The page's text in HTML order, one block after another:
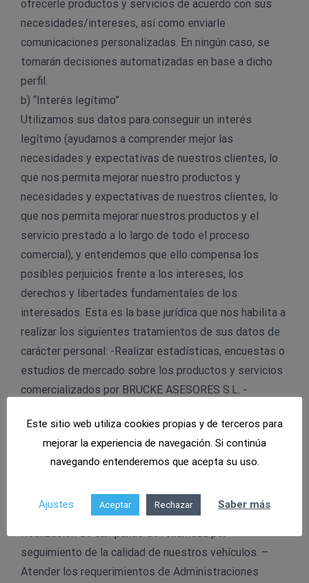
ofrecerle productos y servicios de acuerdo con sus
necesidades/intereses, así como enviarle
comunicaciones personalizadas. En ningún caso, se
tomarán decisiones automatizadas en base a dicho
perfil.
b) “Interés legítimo”
Utilizamos sus datos para conseguir un interés
legítimo (ayudarnos a comprender mejor las
necesidades y expectativas de nuestros clientes, lo
que nos permita mejorar nuestro productos y
necesidades y expectativas de nuestros clientes, lo
que nos permita mejorar nuestros productos y el
servicio prestado a lo largo de todo el proceso
comercial), y entendemos que ello compensa los
posibles perjuicios frente a los intereses, los
derechos y libertades fundamentales de los
interesados. Esta es la base jurídica que nos habilita a
realizar los siguientes tratamientos de sus datos de
carácter personal: -Realizar estadísticas, encuestas o
estudios de mercado sobre los productos y servicios
comercializados por BRUCKE ASESORES S.L. -
legales en defensa de nuestros intereses.
c) “CUMPLIMENTO DE UNA OBLIGACIONES LEGAL”
Esta es la base jurídica que nos habilita a realizar los
siguientes tratamientos de sus datos personales: –
Realización de campañas de rellamada por
seguimiento de la calidad de nuestros vehículos. –
Atender los requerimientos de Administraciones
Este sitio web utiliza cookies propias y de terceros para
mejorar la experiencia de navegación. Si continúa
navegando entenderemos que acepta su uso.
Ajustes Aceptar Rechazar Saber más